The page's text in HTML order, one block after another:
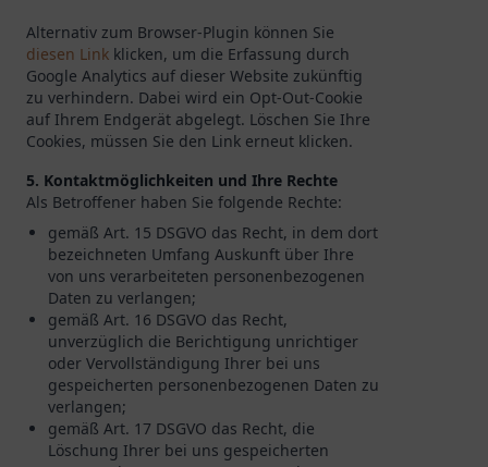
Alternativ zum Browser-Plugin können Sie
diesen Link klicken, um die Erfassung durch
Google Analytics auf dieser Website zukünftig
zu verhindern. Dabei wird ein Opt-Out-Cookie
auf Ihrem Endgerät abgelegt. Löschen Sie Ihre
Cookies, müssen Sie den Link erneut klicken.
5. Kontaktmöglichkeiten und Ihre Rechte
Als Betroffener haben Sie folgende Rechte:
gemäß Art. 15 DSGVO das Recht, in dem dort
bezeichneten Umfang Auskunft über Ihre
von uns verarbeiteten personenbezogenen
Daten zu verlangen;
gemäß Art. 16 DSGVO das Recht,
unverzüglich die Berichtigung unrichtiger
oder Vervollständigung Ihrer bei uns
gespeicherten personenbezogenen Daten zu
verlangen;
gemäß Art. 17 DSGVO das Recht, die
Löschung Ihrer bei uns gespeicherten